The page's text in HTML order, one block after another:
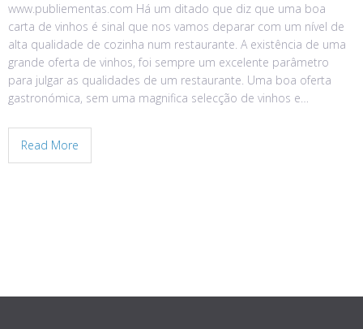
www.publiementas.com Há um ditado que diz que uma boa
carta de vinhos é sinal que nos vamos deparar com um nível de
alta qualidade de cozinha num restaurante. A existência de uma
grande oferta de vinhos, foi sempre um excelente parâmetro
para julgar as qualidades de um restaurante. Uma boa oferta
gastronómica, sem uma magnifica selecção de vinhos e…
Read More